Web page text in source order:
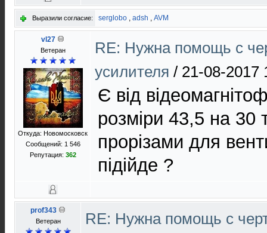
Выразили согласие: serglobo , adsh , AVM
vl27
Ветеран
Откуда: Новомосковск
Сообщений: 1 546
Репутация: 362
RE: Нужна помощь с
усилителя / 21-08-2017
Є від
розміри 43,5 на 30
прорізами для
підійде ?
prof343
Ветеран
RE: Нужна помощь с